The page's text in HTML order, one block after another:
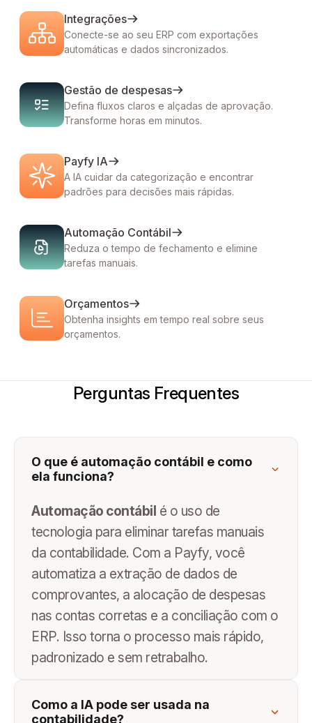
Integrações
Conecte-se ao seu ERP com exportações
automáticas e dados sincronizados.
Gestão de despesas
Defina fluxos claros e alçadas de aprovação.
Transforme horas em minutos.
Payfy IA
A IA cuidar da categorização e encontrar
padrões para decisões mais rápidas.
Automação Contábil
Reduza o tempo de fechamento e elimine
tarefas manuais.
Orçamentos
Obtenha insights em tempo real sobre seus
orçamentos.
Perguntas Frequentes
O que é automação contábil e como
ela funciona?
Automação contábil é o uso de
tecnologia para eliminar tarefas manuais
da contabilidade. Com a Payfy, você
automatiza a extração de dados de
comprovantes, a alocação de despesas
nas contas corretas e a conciliação com o
ERP. Isso torna o processo mais rápido,
padronizado e sem retrabalho.
Como a IA pode ser usada na
contabilidade?